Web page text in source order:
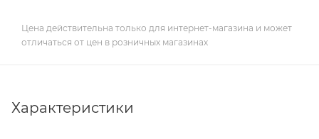
Цена действительна только для интернет-магазина и может
отличаться от цен в розничных магазинах
Характеристики